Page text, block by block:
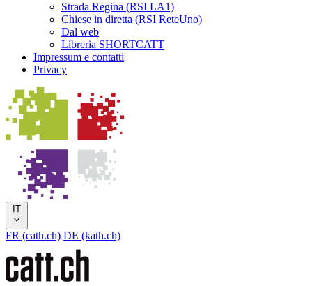
Strada Regina (RSI LA1)
Chiese in diretta (RSI ReteUno)
Dal web
Libreria SHORTCATT
Impressum e contatti
Privacy
IT
FR (cath.ch) DE (kath.ch)